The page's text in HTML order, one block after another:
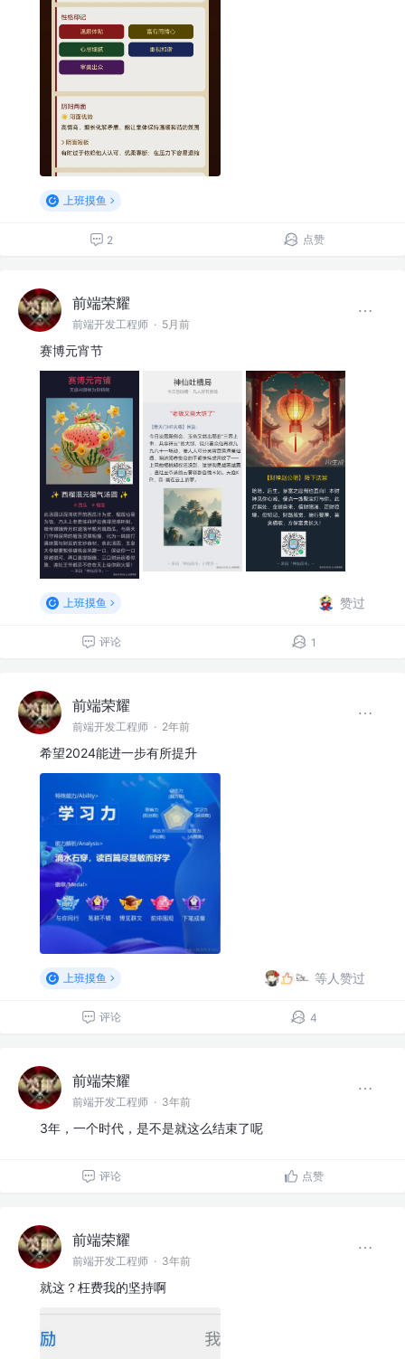
上班摸鱼
2 点赞
前端荣耀
前端开发工程师 · 5月前
赛博元宵节
上班摸鱼 赞过
评论 1
前端荣耀
前端开发工程师 · 2年前
希望2024能进一步有所提升
上班摸鱼 等人赞过
评论 4
前端荣耀
前端开发工程师 · 3年前
3年，一个时代，是不是就这么结束了呢
评论 点赞
前端荣耀
前端开发工程师 · 3年前
就这？枉费我的坚持啊